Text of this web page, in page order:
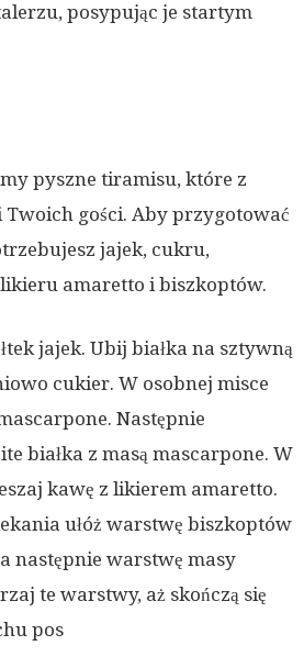
posypując je startym
pyszne tiramisu, które z
gości. Aby przygotować
jajek, cukru,
amaretto i biszkoptów.
jajek. Ubij białka na sztywną
cukier. W osobnej misce
Następnie
białka z masą mascarpone. W
kawę z likierem amaretto.
ułóż warstwę biszkoptów
następnie warstwę masy
te warstwy, aż skończą się
pos